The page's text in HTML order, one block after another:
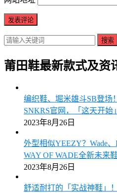
搜索
莆田鞋最新款式及资
编织鞋、堀米雄斗SB登场
SNKRS官网，「这天开始
2023年8月26日
外型相似YEEZY？Wade、
WAY OF WADE全新未来
2023年8月26日
舒适耐打的「实战神鞋」